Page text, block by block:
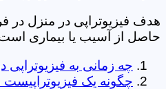
هدف فیزیوتراپی در منزل
حاصل از آسیب یا بیماری
چه زمانی به
چگونه یک